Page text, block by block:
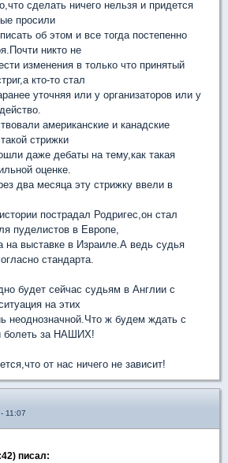
сделать ничего нельзя и придется
просили
об этом и все тогда постепенно
никто не
изменения в только что принятый
кто-то стал
уточняя или у организаторов или у
американские и канадские
стрижки
даже дебаты на тему,как такая
оценке.
два месяца эту стрижку ввели в
пострадал Родригес,он стал
пуделистов в Европе,
на выставке в Израиле.А ведь судья
стандарта.
будет сейчас судьям в Англии с
на этих
неоднозначной.Что ж будем ждать с
болеть за НАШИХ!
от нас ничего не зависит!
11:07
писал: